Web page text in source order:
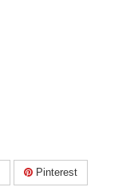
Pinterest